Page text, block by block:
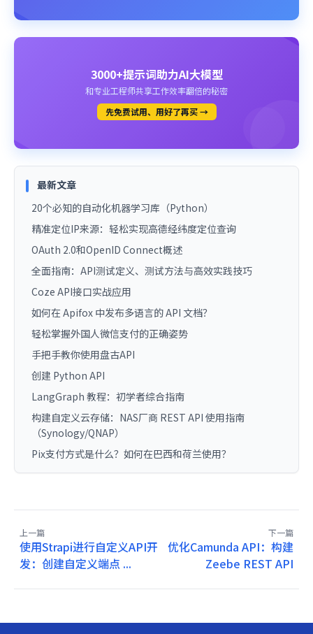
3000+提示词助力AI大模型
和专业工程师共享工作效率翻倍的秘密
先免费试用、用好了再买 →
最新文章
20个必知的自动化机器学习库（Python）
精准定位IP来源：轻松实现高德经纬度定位查询
OAuth 2.0和OpenID Connect概述
全面指南：API测试定义、测试方法与高效实践技巧
Coze API接口实战应用
如何在 Apifox 中发布多语言的 API 文档？
轻松掌握外国人微信支付的正确姿势
手把手教你使用盘古API
创建 Python API
LangGraph 教程：初学者综合指南
构建自定义云存储：NAS厂商 REST API 使用指南
（Synology/QNAP）
Pix支付方式是什么？如何在巴西和荷兰使用？
上一篇
使用Strapi进行自定义API开
发：创建自定义端点 ...
下一篇
优化Camunda API：构建
Zeebe REST API